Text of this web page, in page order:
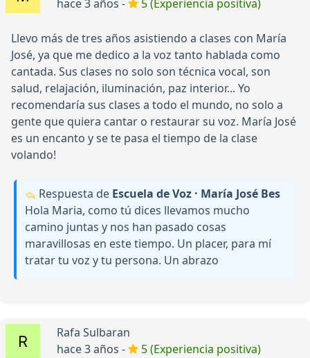
hace 3 años - 5 (Experiencia positiva)
Llevo más de tres años asistiendo a clases con María
José, ya que me dedico a la voz tanto hablada como
cantada. Sus clases no solo son técnica vocal, son
salud, relajación, iluminación, paz interior... Yo
recomendaría sus clases a todo el mundo, no solo a
gente que quiera cantar o restaurar su voz. María José
es un encanto y se te pasa el tiempo de la clase
volando!
Respuesta de Escuela de Voz · María José Bes
Hola Maria, como tú dices llevamos mucho
camino juntas y nos han pasado cosas
maravillosas en este tiempo. Un placer, para mí
tratar tu voz y tu persona. Un abrazo
Rafa Sulbaran
hace 3 años -
5 (Experiencia positiva)